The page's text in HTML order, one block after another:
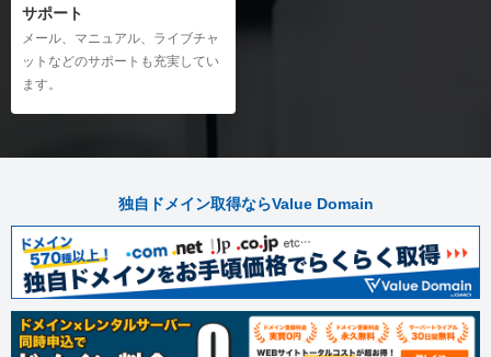
サポート
メール、マニュアル、ライブチャ
ットなどのサポートも充実してい
ます。
独自ドメイン取得ならValue Domain